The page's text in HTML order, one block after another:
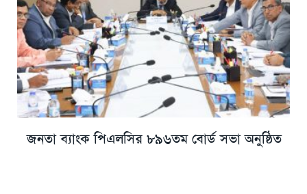
জনতা ব্যাংক পিএলসির ৮৯৬তম বোর্ড সভা অনুষ্ঠিত